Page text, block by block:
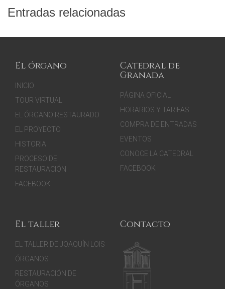
Entradas relacionadas
El órgano
INICIO
TOUR VIRTUAL
EL ÓRGANO RESTAURADO
EL PROYECTO
HISTORIA
PROCESO DE
RESTAURACIÓN
FACEBOOK
Catedral de
Granada
PÁGINA OFICIAL
HORARIOS Y TARIFAS
COMPRA DE ENTRADAS
EVENTOS
CONOCE LA CATEDRAL
FACEBOOK
El taller
EL TALLER DE JOAQUÍN LOIS
ÓRGANOS
RESTAURACIÓN DE
ÓRGANOS
Contacto